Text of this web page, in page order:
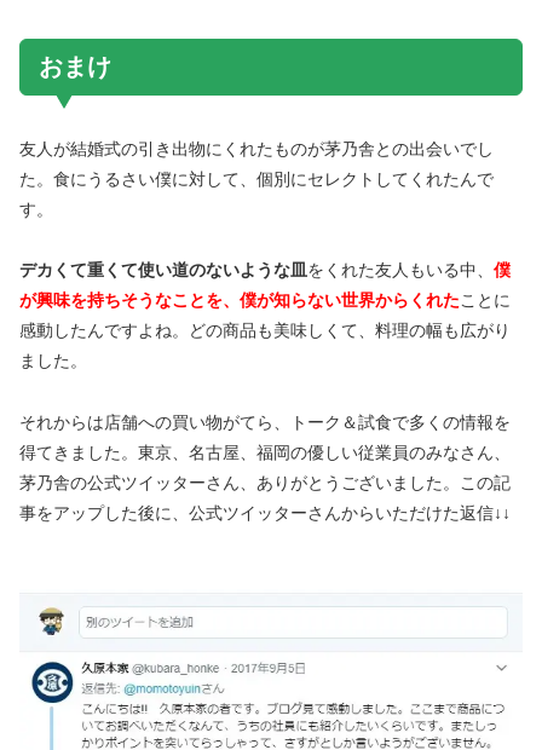
おまけ
友人が結婚式の引き出物にくれたものが茅乃舎との出会いでし
た。食にうるさい僕に対して、個別にセレクトしてくれたんで
す。
デカくて重くて使い道のないような皿をくれた友人もいる中、 僕
が興味を持ちそうなことを、僕が知らない世界からくれたことに
感動したんですよね。どの商品も美味しくて、料理の幅も広がり
ました。
それからは店舗への買い物がてら、トーク＆試食で多くの情報を
得てきました。東京、名古屋、福岡の優しい従業員のみなさん、
茅乃舎の公式ツイッターさん、ありがとうございました。この記
事をアップした後に、公式ツイッターさんからいただけた返信↓↓